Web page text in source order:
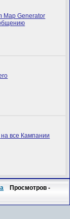
Map Generator
все Кампании
Просмотров -